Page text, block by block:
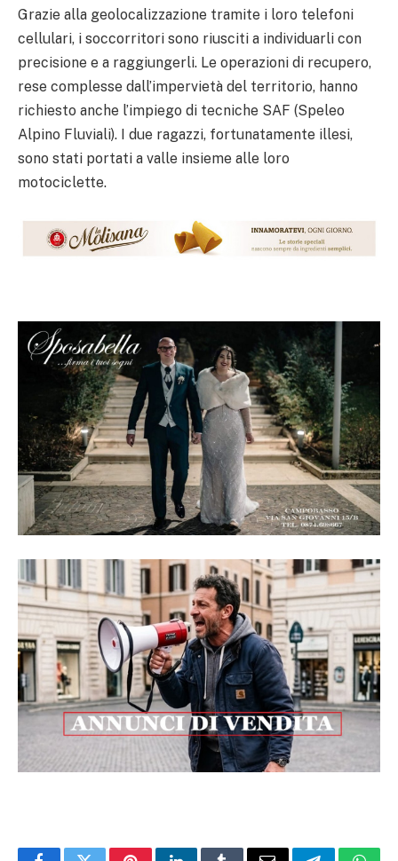
Grazie alla geolocalizzazione tramite i loro telefoni
cellulari, i soccorritori sono riusciti a individuarli con
precisione e a raggiungerli. Le operazioni di recupero,
rese complesse dall’impervietà del territorio, hanno
richiesto anche l’impiego di tecniche SAF (Speleo
Alpino Fluviali). I due ragazzi, fortunatamente illesi,
sono stati portati a valle insieme alle loro
motociclette.